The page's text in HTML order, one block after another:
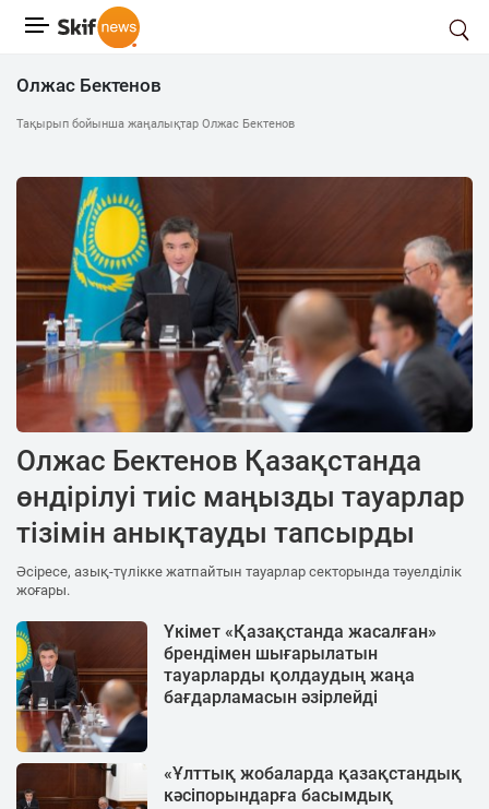
Олжас Бектенов
Тақырып бойынша жаңалықтар Олжас Бектенов
Олжас Бектенов Қазақстанда
өндірілуі тиіс маңызды тауарлар
тізімін анықтауды тапсырды
Әсіресе, азық-түлікке жатпайтын тауарлар секторында тәуелділік
жоғары.
Үкімет «Қазақстанда жасалған»
брендімен шығарылатын
тауарларды қолдаудың жаңа
бағдарламасын әзірлейді
«Ұлттық жобаларда қазақстандық
кәсіпорындарға басымдық